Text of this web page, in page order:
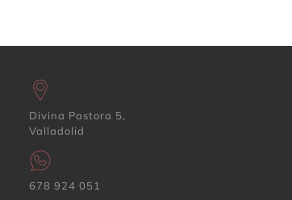
Divina Pastora 5,
Valladolid
678 924 051